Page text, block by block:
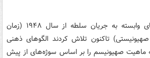
نکته دوم اینکه رسانه‌های وابسته به جریان سلطه از سال ۱۹۴۸ (زمان
تاکنون تلاش کردند الگوهای ذهنی
صهیونیسم را بر اساس سوژه‌های از پیش